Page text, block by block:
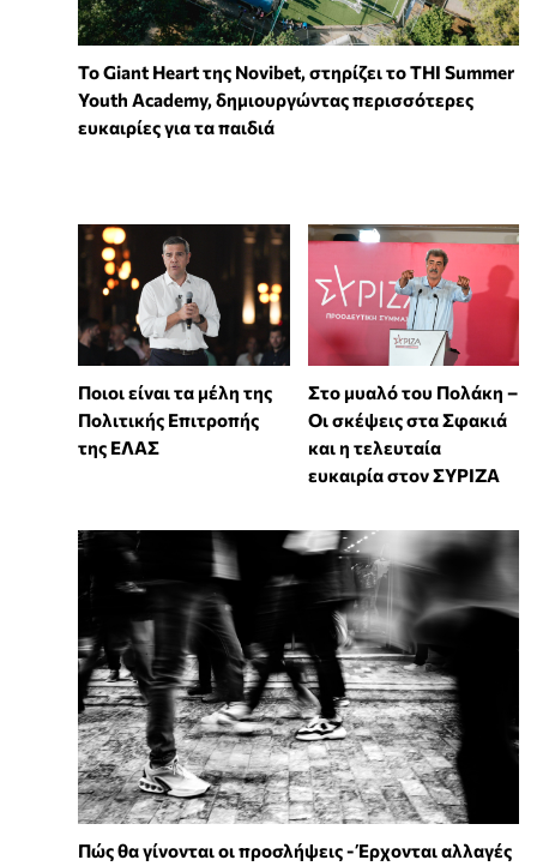
To Giant Heart της Novibet, στηρίζει το THI Summer
Youth Academy, δημιουργώντας περισσότερες
ευκαιρίες για τα παιδιά
Ποιοι είναι τα μέλη της
Πολιτικής Επιτροπής
της ΕΛΑΣ
Στο μυαλό του Πολάκη –
Οι σκέψεις στα Σφακιά
και η τελευταία
ευκαιρία στον ΣΥΡΙΖΑ
Πώς θα γίνονται οι προσλήψεις - Έρχονται αλλαγές